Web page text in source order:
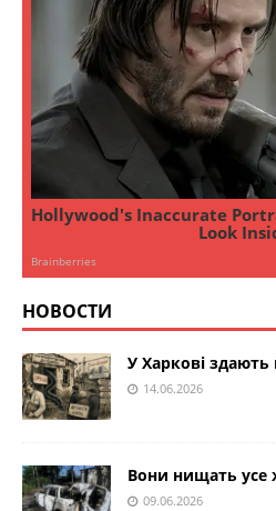
НОВОСТИ
У Харкові
14.06.2026
Вони нищать усе
09.06.2026